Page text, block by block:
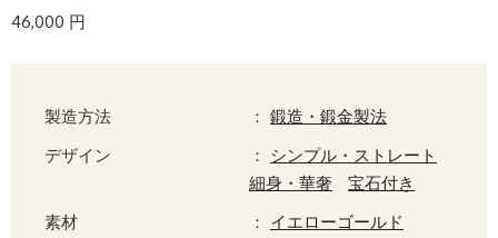
46,000 円
製造方法 ： 鍛造・鍛金製法
デザイン
： シンプル・ストレート
細身・華奢
宝石付き
素材
： イエローゴールド